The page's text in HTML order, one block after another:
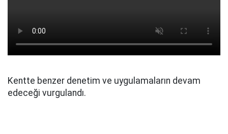
Kentte benzer denetim ve uygulamaların devam
edeceği vurgulandı.